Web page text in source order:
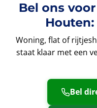
Bel ons
Houten:
Woning, flat of
staat klaar met een
Bel